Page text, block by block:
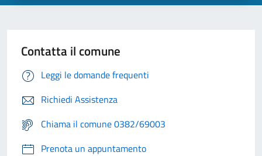
Contatta il comune
Leggi le domande frequenti
Richiedi Assistenza
Chiama il comune 0382/69003
Prenota un appuntamento